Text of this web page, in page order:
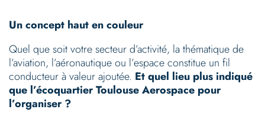
Un concept haut en couleur
Quel que soit votre secteur d’activité, la thématique de
l’aviation, l’aéronautique ou l’espace constitue un fil
conducteur à valeur ajoutée. Et quel lieu plus indiqué
que l’écoquartier Toulouse Aerospace pour
l’organiser ?